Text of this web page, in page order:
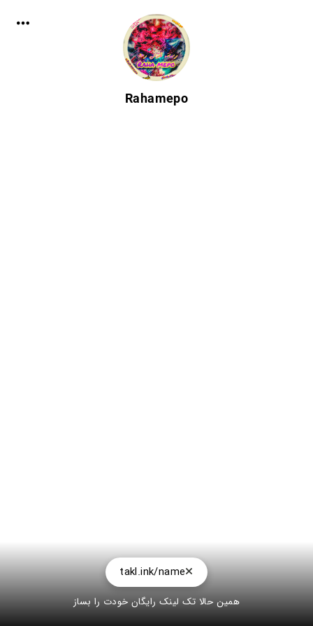
Rahamepo
takl.ink/name
همین حالا تک لینک رایگان خودت را بساز